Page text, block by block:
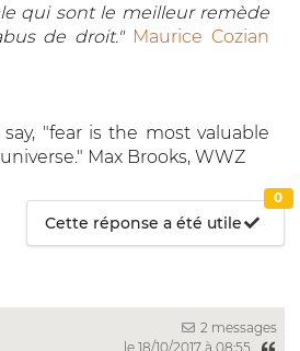
qui sont le meilleur remède
de droit." Maurice Cozian
"fear is the most valuable
Max Brooks, WWZ
Cette réponse a été utile
0
2 messages
le 18/10/2017 à 08:55